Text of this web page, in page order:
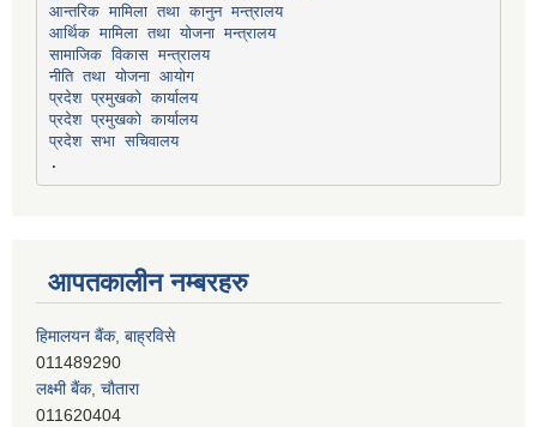
आन्तरिक मामिला तथा कानुन मन्त्रालय
आर्थिक मामिला तथा योजना मन्त्रालय
सामाजिक विकास मन्त्रालय
नीति तथा योजना आयोग
प्रदेश प्रमुखको कार्यालय
प्रदेश प्रमुखको कार्यालय
प्रदेश सभा सचिवालय
आपतकालीन नम्बरहरु
हिमालयन बैंक, बाह्रविसे
011489290
लक्ष्मी बैंक, चाैतारा
011620404